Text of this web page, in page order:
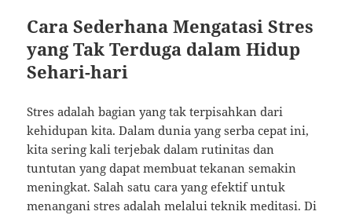
Cara Sederhana Mengatasi Stres
yang Tak Terduga dalam Hidup
Sehari-hari
Stres adalah bagian yang tak terpisahkan dari
kehidupan kita. Dalam dunia yang serba cepat ini,
kita sering kali terjebak dalam rutinitas dan
tuntutan yang dapat membuat tekanan semakin
meningkat. Salah satu cara yang efektif untuk
menangani stres adalah melalui teknik meditasi. Di